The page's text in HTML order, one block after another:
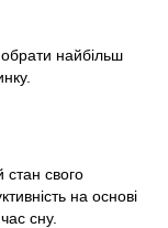
обрати найбільш
свого
на основі
сну.